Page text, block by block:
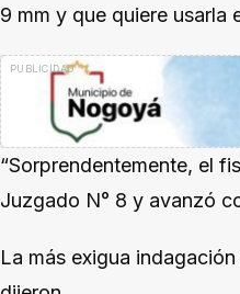
9 mm y que quiere usarla
“Sorprendentemente, el
Juzgado N° 8 y avanzó
La más exigua